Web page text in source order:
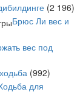
(2 196)
Брюс Ли вес и
вес под
(992)
для